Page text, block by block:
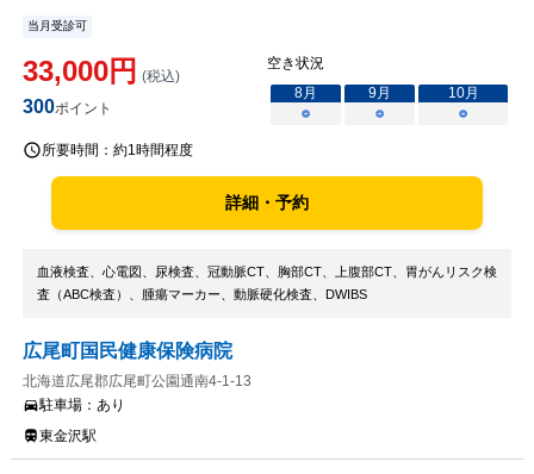
当月受診可
33,000円 (税込)
300ポイント
空き状況
8月 9月 10月
○
○ ○
所要時間： 約1時間程度
詳細・予約
血液検査、心電図、尿検査、冠動脈CT、胸部CT、上腹部CT、胃がんリスク検
査（ABC検査）、腫瘍マーカー、動脈硬化検査、DWIBS
広尾町国民健康保険病院
北海道広尾郡広尾町公園通南4-1-13
駐車場： あり
東金沢駅